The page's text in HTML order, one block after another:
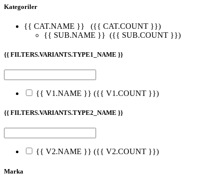
Kategoriler
{{ CAT.NAME }}
({{ CAT.COUNT }})
{{ SUB.NAME }} ({{ SUB.COUNT }})
{{ FILTERS.VARIANTS.TYPE1_NAME }}
{{ V1.NAME }} ({{ V1.COUNT }})
{{ FILTERS.VARIANTS.TYPE2_NAME }}
{{ V2.NAME }} ({{ V2.COUNT }})
Marka